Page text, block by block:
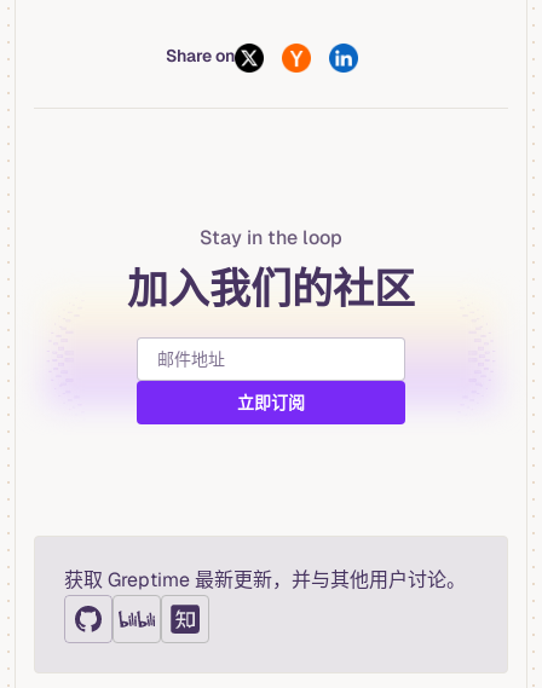
Share on
Stay in the loop
加入我们的社区
获取 Greptime 最新更新，并与其他用户讨论。